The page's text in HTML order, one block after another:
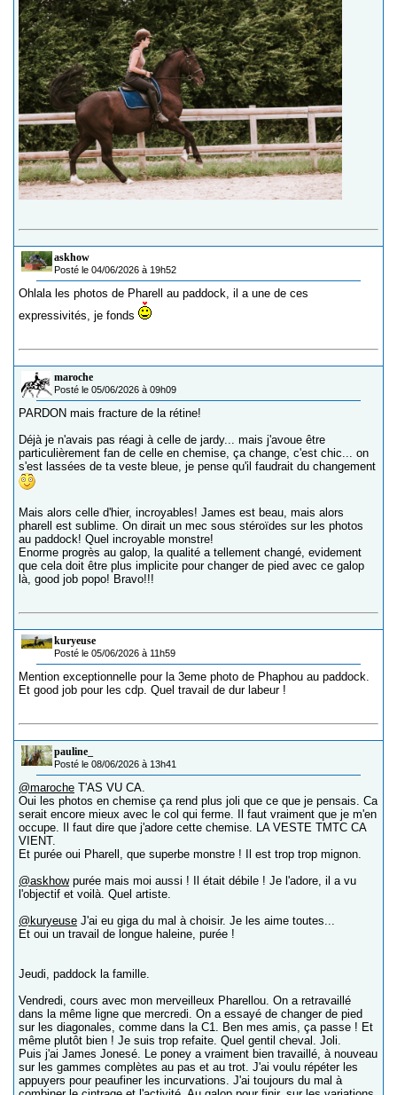
askhow
Posté le 04/06/2026 à 19h52
Ohlala les photos de Pharell au paddock, il a une de ces
expressivités, je fonds
maroche
Posté le 05/06/2026 à 09h09
PARDON mais fracture de la rétine!
Déjà je n'avais pas réagi à celle de jardy... mais j'avoue être
particulièrement fan de celle en chemise, ça change, c'est chic... on
s'est lassées de ta veste bleue, je pense qu'il faudrait du changement
Mais alors celle d'hier, incroyables! James est beau, mais alors
pharell est sublime. On dirait un mec sous stéroïdes sur les photos
au paddock! Quel incroyable monstre!
Enorme progrès au galop, la qualité a tellement changé, evidement
que cela doit être plus implicite pour changer de pied avec ce galop
là, good job popo! Bravo!!!
kuryeuse
Posté le 05/06/2026 à 11h59
Mention exceptionnelle pour la 3eme photo de Phaphou au paddock.
Et good job pour les cdp. Quel travail de dur labeur !
pauline_
Posté le 08/06/2026 à 13h41
@maroche T'AS VU CA.
Oui les photos en chemise ça rend plus joli que ce que je pensais. Ca
serait encore mieux avec le col qui ferme. Il faut vraiment que je m'en
occupe. Il faut dire que j'adore cette chemise. LA VESTE TMTC CA
VIENT.
Et purée oui Pharell, que superbe monstre ! Il est trop trop mignon.
@askhow purée mais moi aussi ! Il était débile ! Je l'adore, il a vu
l'objectif et voilà. Quel artiste.
@kuryeuse J'ai eu giga du mal à choisir. Je les aime toutes...
Et oui un travail de longue haleine, purée !
Jeudi, paddock la famille.
Vendredi, cours avec mon merveilleux Pharellou. On a retravaillé
dans la même ligne que mercredi. On a essayé de changer de pied
sur les diagonales, comme dans la C1. Ben mes amis, ça passe ! Et
même plutôt bien ! Je suis trop refaite. Quel gentil cheval. Joli.
Puis j'ai James Jonesé. Le poney a vraiment bien travaillé, à nouveau
sur les gammes complètes au pas et au trot. J'ai voulu répéter les
appuyers pour peaufiner les incurvations. J'ai toujours du mal à